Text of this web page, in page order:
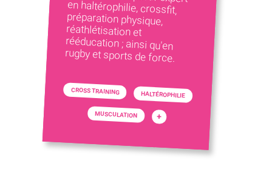
rugby et sports de force.
CROSS TRAINING HALTÉROPHILIE
MUSCULATION +